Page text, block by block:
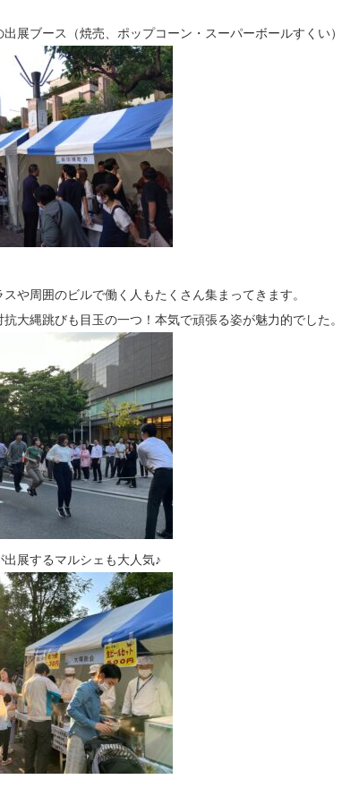
展ブース（焼売、ポップコーン・スーパーボールすくい
や周囲のビルで働く人もたくさん集まってきます。
大縄跳びも目玉の一つ！本気で頑張る姿が魅力的でした。
展するマルシェも大人気♪